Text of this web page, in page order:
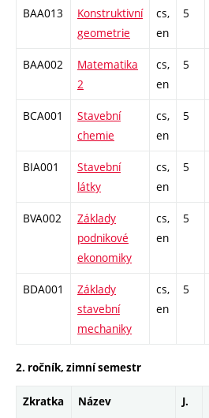
BAA013
Konstruktivní
geometrie
cs,
en
5
BAA002
Matematika
2
cs,
en
5
BCA001
Stavební
chemie
cs,
en
5
BIA001
Stavební
látky
cs,
en
5
BVA002
Základy
podnikové
ekonomiky
cs,
en
5
BDA001
Základy
stavební
mechaniky
cs,
en
5
2. ročník, zimní semestr
Zkratka Název J.